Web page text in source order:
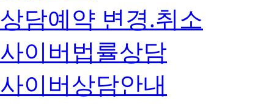
상담예약 변경.취소
사이버법률상담
사이버상담안내